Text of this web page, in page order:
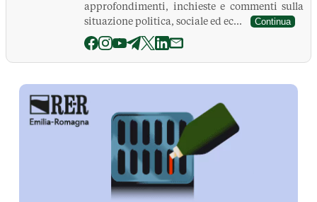
approfondimenti, inchieste e commenti sulla
situazione politica, sociale ed ec...
Continua
La Pressa